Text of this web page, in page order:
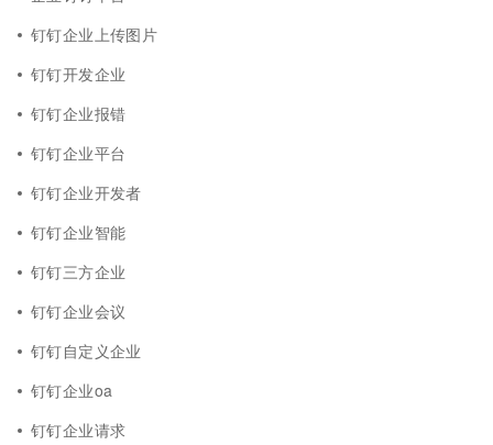
钉钉企业上传图片
钉钉开发企业
钉钉企业报错
钉钉企业平台
钉钉企业开发者
钉钉企业智能
钉钉三方企业
钉钉企业会议
钉钉自定义企业
钉钉企业oa
钉钉企业请求